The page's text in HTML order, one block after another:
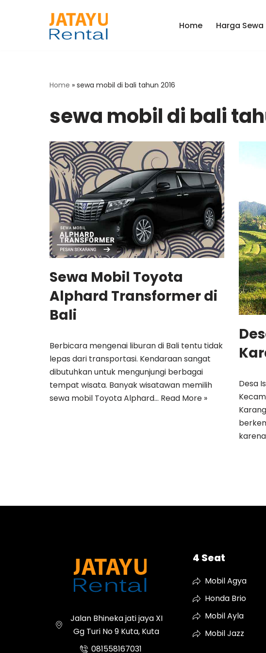
Home Harga Sewa
Home » sewa mobil di bali tahun 2016
sewa mobil di bali
Sewa Mobil Toyota
Alphard Transformer di
Bali
Berbicara mengenai liburan di Bali tentu tidak
lepas dari transportasi. Kendaraan sangat
dibutuhkan untuk mengunjungi berbagai
tempat wisata. Banyak wisatawan memilih
sewa mobil Toyota Alphard… Read More »
Desa
Jalan Bhineka jati jaya XI
Gg Turi No 9 Kuta, Kuta
081558167031
4 Seat
Mobil Agya
Honda Brio
Mobil Ayla
Mobil Jazz